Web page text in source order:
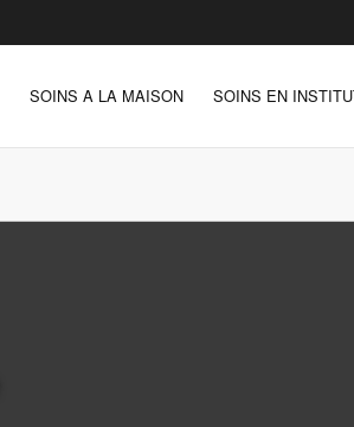
SOINS A LA MAISON SOINS EN